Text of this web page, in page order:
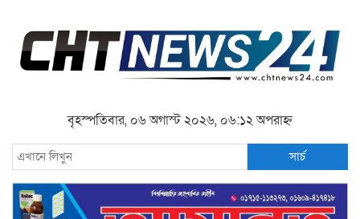
বৃহস্পতিবার, ০৬ অগাস্ট ২০২৬, ০৬:১২ অপরাহ্ন
সার্চ